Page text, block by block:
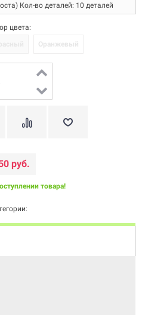
Кол-во деталей: 10 деталей
цвета:
Оранжевый
руб.
товара!